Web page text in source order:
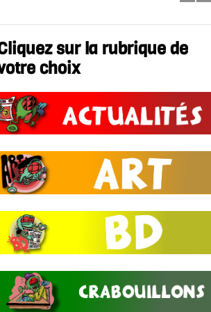
sur la rubrique de
choix